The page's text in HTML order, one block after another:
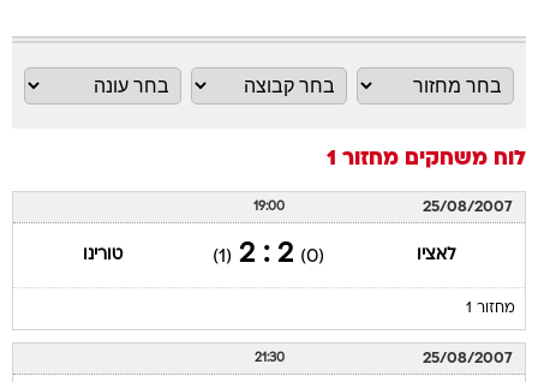
לוח משחקים מחזור 1
25/08/2007
19:00
לאציו (0)
2 : 2
(1) טורינו
מחזור 1
25/08/2007
21:30